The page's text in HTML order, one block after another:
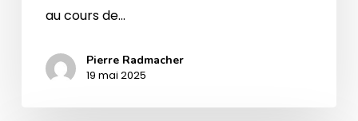
au cours de…
Pierre Radmacher
19 mai 2025